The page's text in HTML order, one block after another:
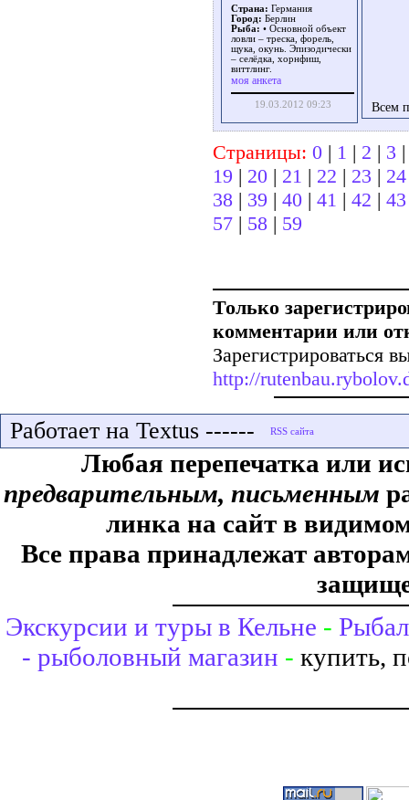
Страна: Германия
Город: Берлин
Рыба: • Основной объект
ловли – треска, форель,
щука, окунь. Эпизодически
– селёдка, хорнфиш,
виттлинг.
моя анкета
19.03.2012 09:23 Всем
Страницы: 0 | 1 | 2 | 3
19 | 20 | 21 | 22 | 23 | 24
38 | 39 | 40 | 41 | 42 | 43
57 | 58 | 59
Только
комментарии или
Зарегистрироваться
http://
Работает на Textus ------
Любая перепечатка или
предварительным, письменным
линка на сайт в
Все права принадлежат
Экскурсии и туры в Кельне -
- рыболовный магазин - купить,